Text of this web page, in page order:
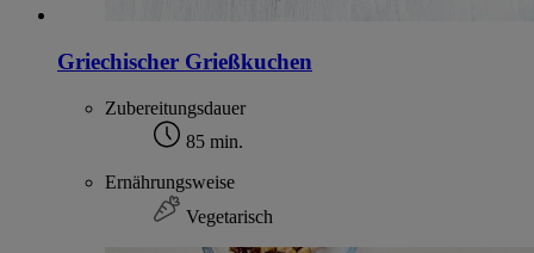
Griechischer Grießkuchen
Zubereitungsdauer
85 min.
Ernährungsweise
Vegetarisch